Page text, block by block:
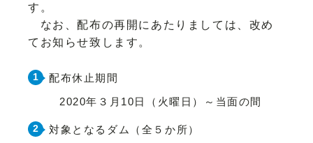
す。
なお、配布の再開にあたりましては、改め
てお知らせ致します。
配布休止期間
2020年３月10日（火曜日）～当面の間
対象となるダム（全５か所）